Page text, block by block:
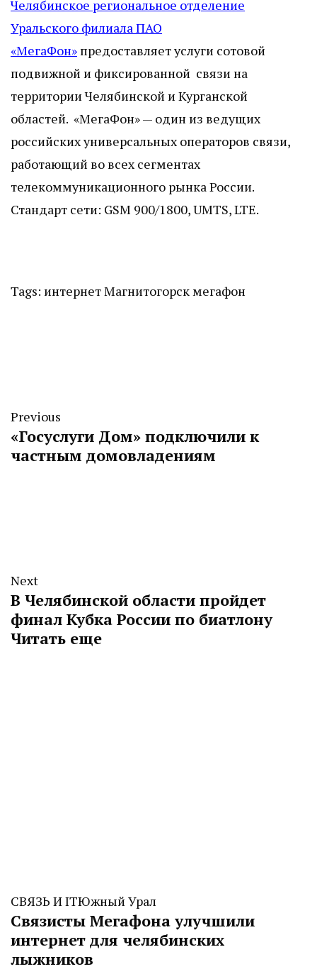
Челябинское региональное отделение
Уральского филиала ПАО
«МегаФон» предоставляет услуги сотовой
подвижной и фиксированной связи на
территории Челябинской и Курганской
областей. «МегаФон» — один из ведущих
российских универсальных операторов связи,
работающий во всех сегментах
телекоммуникационного рынка России.
Стандарт сети: GSM 900/1800, UMTS, LTE.
Tags: интернетМагнитогорскмегафон
Previous
«Госуслуги Дом» подключили к
частным домовладениям
Next
В Челябинской области пройдет
финал Кубка России по биатлону
Читать еще
СВЯЗЬ И ITЮжный Урал
Связисты Мегафона улучшили
интернет для челябинских
лыжников